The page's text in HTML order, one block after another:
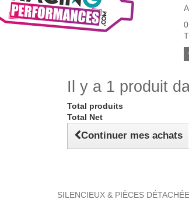
Il y a 1 produit
Total produits
Total Net
Continuer mes achats
SILENCIEUX & PIÈCES